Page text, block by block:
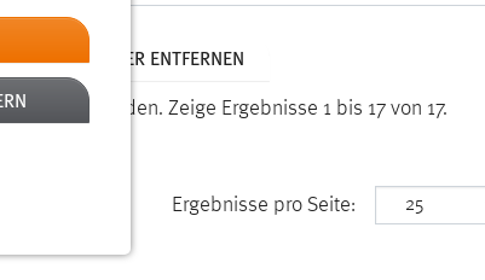
ALLE FILTER ENTFERNEN
gefunden. Zeige Ergebnisse 1 bis 17 von 17.
Ergebnisse pro Seite: